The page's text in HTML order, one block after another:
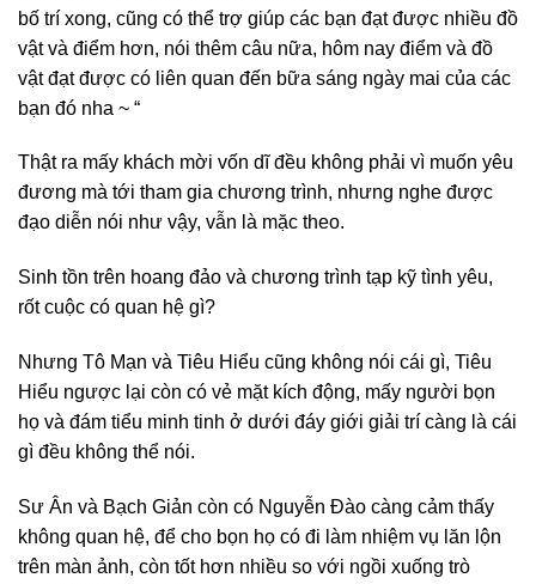
bố trí xong, cũng có thể trợ giúp các bạn đạt được nhiều đồ
vật và điểm hơn, nói thêm câu nữa, hôm nay điểm và đồ
vật đạt được có liên quan đến bữa sáng ngày mai của các
bạn đó nha ~ “
Thật ra mấy khách mời vốn dĩ đều không phải vì muốn yêu
đương mà tới tham gia chương trình, nhưng nghe được
đạo diễn nói như vậy, vẫn là mặc theo.
Sinh tồn trên hoang đảo và chương trình tạp kỹ tình yêu,
rốt cuộc có quan hệ gì?
Nhưng Tô Mạn và Tiêu Hiểu cũng không nói cái gì, Tiêu
Hiểu ngược lại còn có vẻ mặt kích động, mấy người bọn
họ và đám tiểu minh tinh ở dưới đáy giới giải trí càng là cái
gì đều không thể nói.
Sư Ân và Bạch Giản còn có Nguyễn Đào càng cảm thấy
không quan hệ, để cho bọn họ có đi làm nhiệm vụ lăn lộn
trên màn ảnh, còn tốt hơn nhiều so với ngồi xuống trò